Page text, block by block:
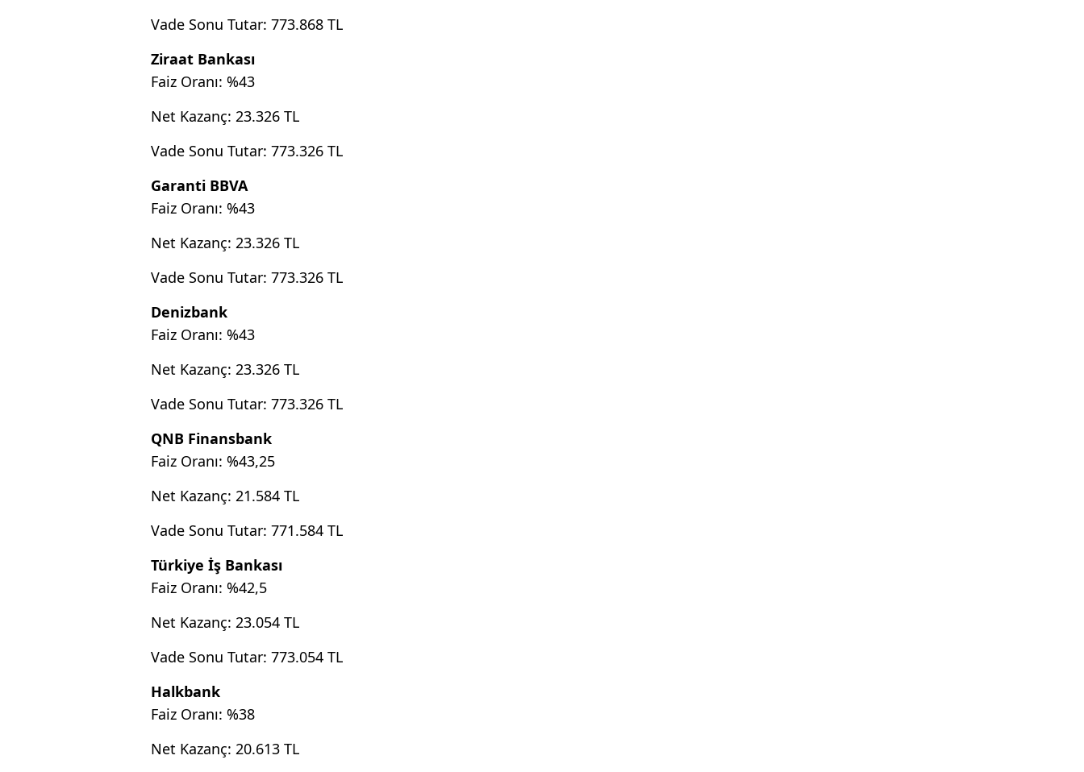
Vade Sonu Tutar: 773.868 TL
Ziraat Bankası
Faiz Oranı: %43
Net Kazanç: 23.326 TL
Vade Sonu Tutar: 773.326 TL
Garanti BBVA
Faiz Oranı: %43
Net Kazanç: 23.326 TL
Vade Sonu Tutar: 773.326 TL
Denizbank
Faiz Oranı: %43
Net Kazanç: 23.326 TL
Vade Sonu Tutar: 773.326 TL
QNB Finansbank
Faiz Oranı: %43,25
Net Kazanç: 21.584 TL
Vade Sonu Tutar: 771.584 TL
Türkiye İş Bankası
Faiz Oranı: %42,5
Net Kazanç: 23.054 TL
Vade Sonu Tutar: 773.054 TL
Halkbank
Faiz Oranı: %38
Net Kazanç: 20.613 TL